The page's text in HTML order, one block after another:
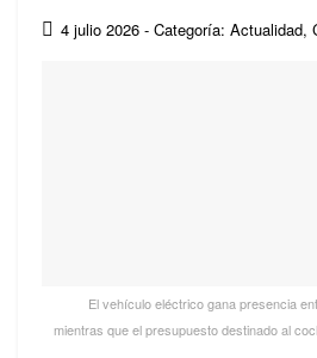
4 julio 2026 - Categoría: Actualidad,
El vehículo eléctrico gana presencia
mientras que el presupuesto destinado al